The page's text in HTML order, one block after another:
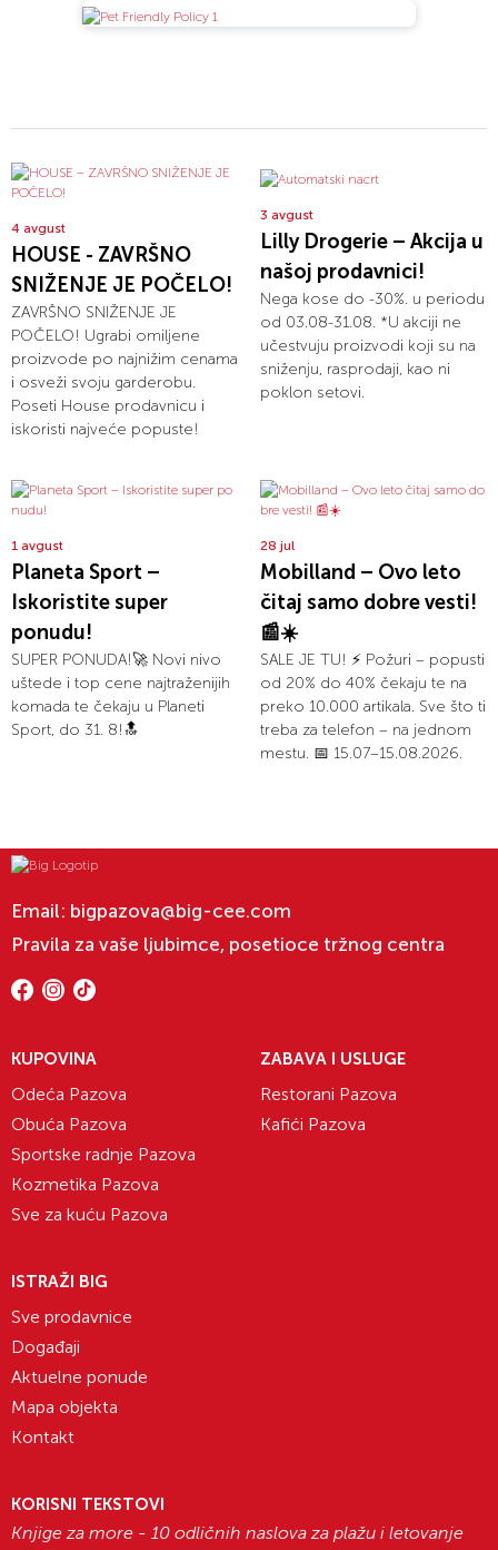
4 avgust
HOUSE - ZAVRŠNO
SNIŽENJE JE POČELO!
ZAVRŠNO SNIŽENJE JE
POČELO! Ugrabi omiljene
proizvode po najnižim cenama
i osveži svoju garderobu.
Poseti House prodavnicu i
iskoristi najveće popuste!
3 avgust
Lilly Drogerie – Akcija u
našoj prodavnici!
Nega kose do -30%. u periodu
od 03.08-31.08. *U akciji ne
učestvuju proizvodi koji su na
sniženju, rasprodaji, kao ni
poklon setovi.
1 avgust
Planeta Sport –
Iskoristite super
ponudu!
SUPER PONUDA!🚀 Novi nivo
uštede i top cene najtraženijih
komada te čekaju u Planeti
Sport, do 31. 8!🔝
28 jul
Mobilland – Ovo leto
čitaj samo dobre vesti!
📰☀️
SALE JE TU! ⚡ Požuri – popusti
od 20% do 40% čekaju te na
preko 10.000 artikala. Sve što ti
treba za telefon – na jednom
mestu. 📅 15.07–15.08.2026.
Email: bigpazova@big-cee.com
Pravila za vaše ljubimce, posetioce tržnog centra
KUPOVINA
Odeća Pazova
Obuća Pazova
Sportske radnje Pazova
Kozmetika Pazova
Sve za kuću Pazova
ZABAVA I USLUGE
Restorani Pazova
Kafići Pazova
ISTRAŽI BIG
Sve prodavnice
Događaji
Aktuelne ponude
Mapa objekta
Kontakt
KORISNI TEKSTOVI
Knjige za more - 10 odličnih naslova za plažu i letovanje